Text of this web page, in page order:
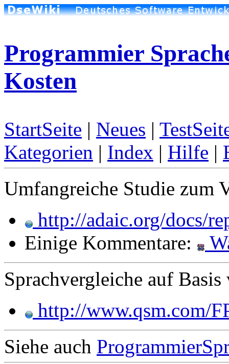
Programmier
Kosten
StartSeite | Neues |
Kategorien | Index | Hilfe |
Umfangreiche Studie zum
http://adaic.org/docs/
Einige Kommentare:
Sprachvergleiche auf
http://www.qsm.com/
Siehe auch